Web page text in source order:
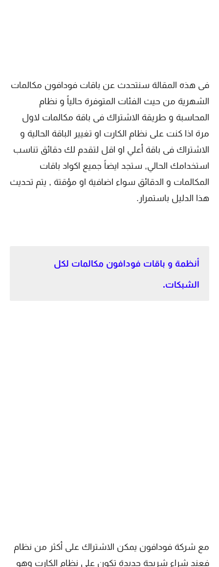
فى هذه المقالة سنتحدث عن باقات فودافون مكالمات
الشهرية من حيث الفئات المتوفرة حالياً و نظام
المحاسبة و طريقة الاشتراك فى باقة مكالمات لاول
مرة اذا كنت على نظام الكارت او تغيير الباقة الحالية و
الاشتراك فى باقة أعلي او اقل لتقدم لك دقائق تناسب
استخدامك الحالي, ستجد ايضاً جميع اكواد باقات
المكالمات و الدقائق سواء اضافية او مؤقتة , يتم تحديث
هذا الدليل باستمرار.
أنظمة و باقات فودافون مكالمات لكل
الشبكات.
مع شركة فودافون يمكن الاشتراك على أكثر من نظام
فعند شراء شريحة جديدة تكون على نظام الكارت وهو